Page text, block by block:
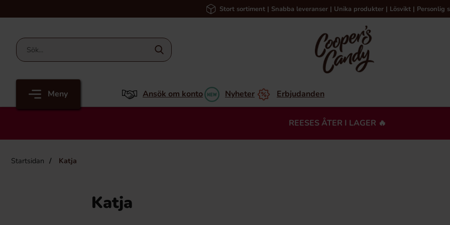
Stort sortiment | Snabba leveranser | Unika produkter | Lösvikt | Personlig
Meny Ansök om konto Nyheter Erbjudanden
REESES ÅTER I LAGER 🔥
Startsidan Katja
Katja